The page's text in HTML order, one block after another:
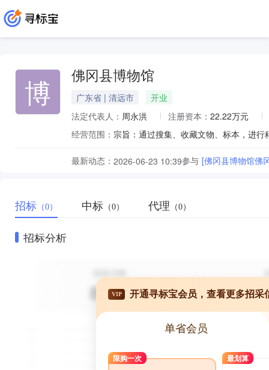
博 佛冈县博物馆
广东省 | 清远市
开业
法定代表人： 周永洪 注册资本： 22.22万元
经营范围：
最新动态： 2026-06-23 10:39参与 [佛冈县博物馆佛
招标 （0） 中标 （0） 代理 （0）
招标分析
VIP 开通寻标宝会员，查看更多招采
单省会员
限购一次 最划算